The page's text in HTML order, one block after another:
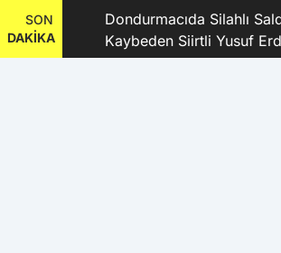
SON
DAKİKA
Dondurmacıda Silahlı
Kaybeden Siirtli Yusuf
ve 9 Şüpheli Tutuklandı